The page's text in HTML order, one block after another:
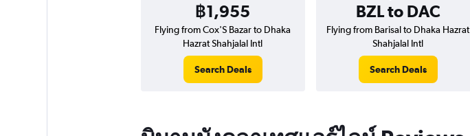
฿1,955 BZL to DAC
Flying from Cox'S Bazar to Dhaka
Hazrat Shahjalal Intl
Search Deals
Flying from Barisal to Dhaka Hazrat
Shahjalal Intl
Search Deals